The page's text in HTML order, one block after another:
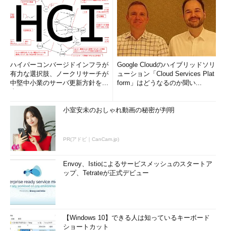
ハイパーコンバージドインフラが
有力な選択肢、ノークリサーチが
中堅中小業のサーバ更新方針を調
Google Cloudのハイブリッドソリ
ューション「Cloud Services Plat
form」はどうなるのか聞い...
小室安未のおしゃれ動画の秘密が判明
PR(アドビ｜CanCam.jp)
Envoy、Istioによるサービスメッシュのスタートア
ップ、Tetrateが正式デビュー
【Windows 10】できる人は知っているキーボード
ショートカット